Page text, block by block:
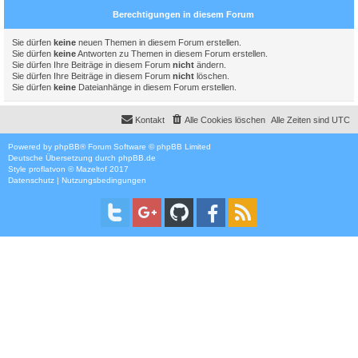
Berechtigungen in diesem Forum
Sie dürfen keine neuen Themen in diesem Forum erstellen.
Sie dürfen keineAntworten zu Themen in diesem Forum erstellen.
Sie dürfen Ihre Beiträge in diesem Forum nicht ändern.
Sie dürfen Ihre Beiträge in diesem Forum nicht löschen.
Sie dürfen keine Dateianhänge in diesem Forum erstellen.
Alle Zeiten sind UTC
Alle Cookies löschen
Kontakt
Powered by phpBB® Forum Software © phpBB Limited
Deutsche Übersetzung durch phpBB.de
Style proflatvon ©Mazeltof 2017
Datenschutz | Nutzungsbedingungen